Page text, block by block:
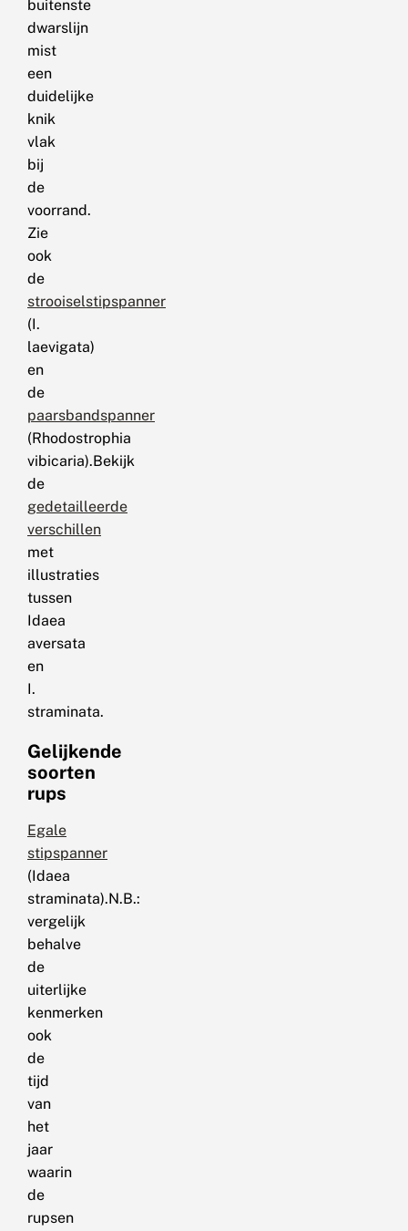
buitenste
dwarslijn
mist
een
duidelijke
knik
vlak
bij
de
voorrand.
Zie
ook
de
strooiselstipspanner
(I.
laevigata)
en
de
paarsbandspanner
(Rhodostrophia
vibicaria).Bekijk
de
gedetailleerde
verschillen
met
illustraties
tussen
Idaea
aversata
en
I.
straminata.
Gelijkende
soorten
rups
Egale
stipspanner
(Idaea
straminata).N.B.:
vergelijk
behalve
de
uiterlijke
kenmerken
ook
de
tijd
van
het
jaar
waarin
de
rupsen